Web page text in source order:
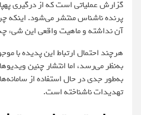
پرنده ناشناس منتشر می‌شود. اینکه
آن نداشته و ماهیت واقعی این شیء
هرچند احتمال ارتباط این پدیده با
به‌نظر می‌رسد، اما انتشار چنین
به‌طور جدی در حال استفاده از
تهدیدات ناشناخته است.